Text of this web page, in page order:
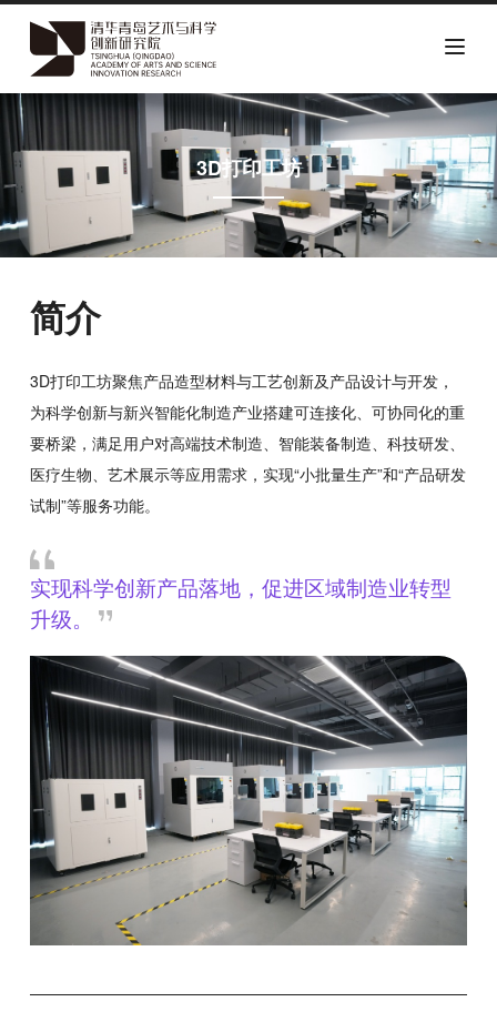
跳
到
主
内
容
3D打印工坊
简介
3D打印工坊聚焦产品造型材料与工艺创新及产品设计与开发，
为科学创新与新兴智能化制造产业搭建可连接化、可协同化的重
要桥梁，满足用户对高端技术制造、智能装备制造、科技研发、
医疗生物、艺术展示等应用需求，实现“小批量生产”和“产品研发
试制”等服务功能。
实现科学创新产品落地，促进区域制造业转型
升级。